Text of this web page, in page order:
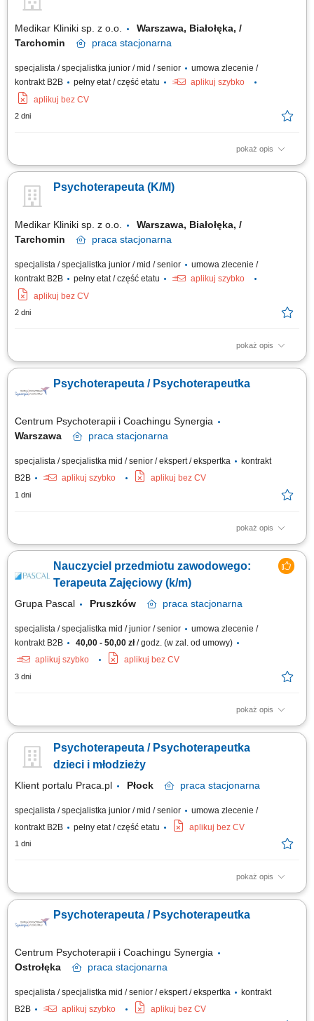
dokumentacji medycznej.
Medikar Kliniki sp. z o.o.
Warszawa, Białołęka, /
Tarchomin
praca stacjonarna
specjalista / specjalistka junior / mid / senior
umowa zlecenie /
kontrakt B2B
pełny etat / część etatu
aplikuj szybko
aplikuj bez CV
2 dni
pokaż opis
wspomaganie procesu diagnostycznego dzieci i młodzieży; praca
rodziną i środowiskiem wychowawczym w celu realizacji założeń
indywidualnego procesu zdrowienia. współpraca w ramach
Psychoterapeuta (K/M)
Medikar Kliniki sp. z o.o.
Warszawa, Białołęka, /
Tarchomin
praca stacjonarna
specjalista / specjalistka junior / mid / senior
umowa zlecenie /
kontrakt B2B
pełny etat / część etatu
aplikuj szybko
aplikuj bez CV
2 dni
pokaż opis
prowadzenie indywidualnych i grupowych zajęć terapeutycznych;
superwizjach, budowanie i utrzymywanie relacje z pacjentami i ich
rodzinami, prowadzenie dokumentacji pacjentów, systematycznie
Psychoterapeuta / Psychoterapeutka
Centrum Psychoterapii i Coachingu Synergia
Warszawa
praca stacjonarna
specjalista / specjalistka mid / senior / ekspert / ekspertka
kontrakt
B2B
aplikuj szybko aplikuj bez CV
1 dni
pokaż opis
Opis stanowiska: prowadzenie konsultacji psychologicznych oraz
komfortowo wyposażonym gabinecie w jednej z większych aglomeracji;
współpraca z zespołem specjalistów w ramach wspólnej platformy
Nauczyciel przedmiotu zawodowego:
Terapeuta Zajęciowy (k/m)
Grupa Pascal Pruszków praca stacjonarna
specjalista / specjalistka mid / junior / senior
umowa zlecenie /
kontrakt B2B
40,00 - 50,00 zł/ godz. (w zal. od umowy)
aplikuj szybko
aplikuj bez CV
3 dni
pokaż opis
Zadania: Prowadzenie zajęć teoretycznych i/lub praktycznych zgodnie z
Przygotowanie i prowadzenie zajęć z słuchaczami.
Psychoterapeuta / Psychoterapeutka
dzieci i młodzieży
Klient portalu Praca.pl Płock praca stacjonarna
specjalista / specjalistka junior / mid / senior
umowa zlecenie /
kontrakt B2B
pełny etat / część etatu aplikuj bez CV
1 dni
pokaż opis
prowadzenie indywidualnej oraz grupowej pracy terapeutycznej z dziećmi
tworzenie i prowadzenie dokumentacji pacjentów zgodnie ze
standardami; budowanie relacji terapeutycznej z pacjentami oraz ich
Psychoterapeuta / Psychoterapeutka
Centrum Psychoterapii i Coachingu Synergia
Ostrołęka
praca stacjonarna
specjalista / specjalistka mid / senior / ekspert / ekspertka
kontrakt
B2B
aplikuj szybko aplikuj bez CV